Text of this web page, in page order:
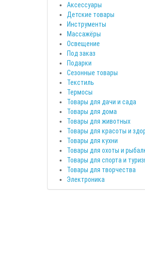
Аксессуары
Детские товары
Инструменты
Массажёры
Освещение
Под заказ
Подарки
Сезонные товары
Текстиль
Термосы
Товары для дачи и сада
Товары для дома
Товары для животных
Товары для красоты и
Товары для кухни
Товары для охоты и
Товары для спорта и
Товары для творчества
Электроника